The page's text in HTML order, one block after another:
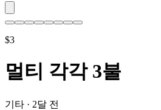
$3
멀티 각각 3불
기타 · 2달 전